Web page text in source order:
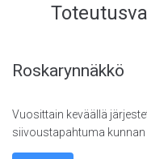
Roskarynnäkkö
Vuosittain keväällä
siivoustapahtuma kunnan